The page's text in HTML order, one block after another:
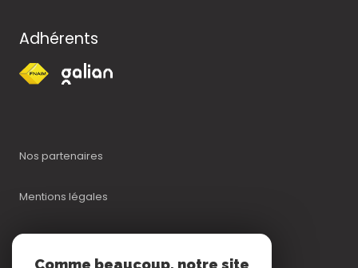
Adhérents
Nos partenaires
Mentions légales
Admin
Comme beaucoup, notre site